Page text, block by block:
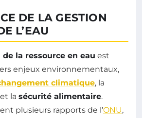
DE LA GESTION
L’EAU
la ressource en eau est
enjeux environnementaux,
climatique, la
la sécurité alimentaire.
plusieurs rapports de l’ONU,